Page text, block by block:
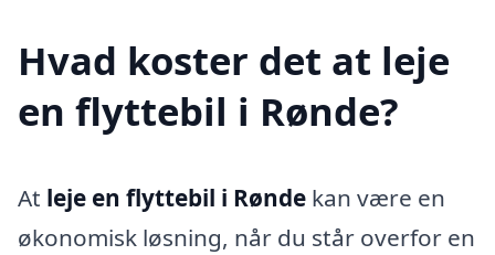
Hvad koster det at leje
en flyttebil i Rønde?
At leje en flyttebil i Rønde kan være en
økonomisk løsning, når du står overfor en